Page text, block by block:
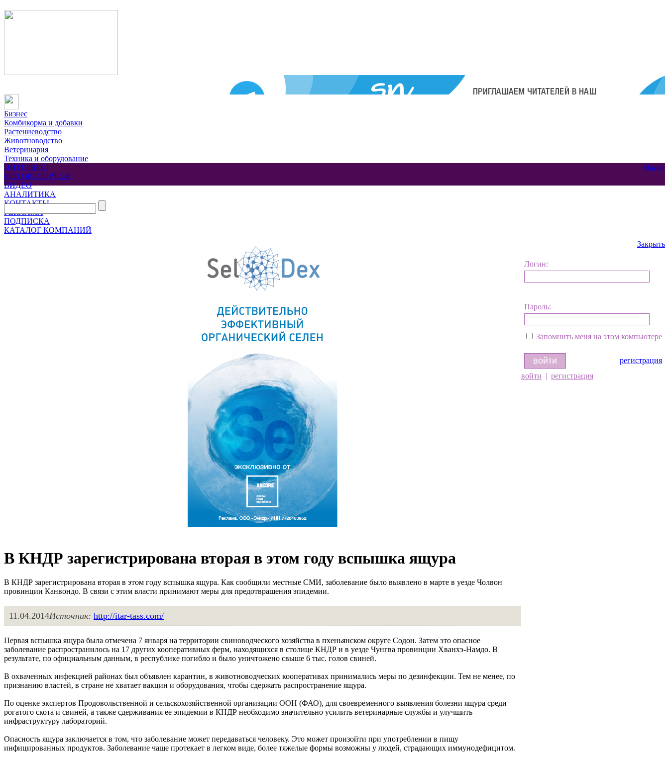
Бизнес
Комбикорма и добавки
Растениеводство
Животноводство
Ветеринария
Техника и оборудование
Наука
ИНТЕРВЬЮ
ФОТОРЕПОРТАЖ
ВИДЕО
АНАЛИТИКА
КОНТАКТЫ
РЕКЛАМА
ПОДПИСКА
КАТАЛОГ КОМПАНИЙ
Закрыть
Логин:
Пароль:
Запомнить меня на этом компьютере
регистрация
войти | регистрация
В КНДР зарегистрирована вторая в этом году вспышка ящура
В КНДР зарегистрирована вторая в этом году вспышка ящура. Как сообщили местные СМИ, заболевание было выявлено в марте в уезде Чолвон
провинции Канвондо. В связи с этим власти принимают меры для предотвращения эпидемии.
11.04.2014Источник: http://itar-tass.com/
Первая вспышка ящура была отмечена 7 января на территории свиноводческого хозяйства в пхеньянском округе Содон. Затем это опасное
заболевание распространилось на 17 других кооперативных ферм, находящихся в столице КНДР и в уезде Чунгва провинции Хванхэ-Намдо. В
результате, по официальным данным, в республике погибло и было уничтожено свыше 6 тыс. голов свиней.
В охваченных инфекцией районах был объявлен карантин, в животноводческих кооперативах принимались меры по дезинфекции. Тем не менее, по
признанию властей, в стране не хватает вакцин и оборудования, чтобы сдержать распространение ящура.
По оценке экспертов Продовольственной и сельскохозяйственной организации ООН (ФАО), для своевременного выявления болезни ящура среди
рогатого скота и свиней, а также сдерживания ее эпидемии в КНДР необходимо значительно усилить ветеринарные службы и улучшить
инфраструктуру лабораторий.
Опасность ящура заключается в том, что заболевание может передаваться человеку. Это может произойти при употреблении в пищу
инфицированных продуктов. Заболевание чаще протекает в легком виде, более тяжелые формы возможны у людей, страдающих иммунодефицитом.